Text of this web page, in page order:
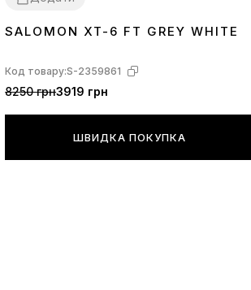
44
SALOMON XT-6 FT GREY WHITE
Код товару:S-2359861
8250 грн3919 грн
ШВИДКА ПОКУПКА